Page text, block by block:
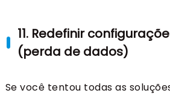
11. Redefinir
(perda de dados)
Se você tentou todas as